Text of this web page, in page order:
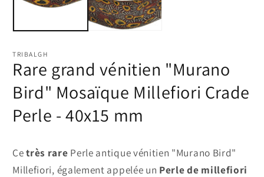
modale
TRIBALGH
Rare grand vénitien "Murano
Bird" Mosaïque Millefiori Crade
Perle - 40x15 mm
Cetrès rare Perle antique vénitien "Murano Bird"
Millefiori, également appelée un Perle de millefiori